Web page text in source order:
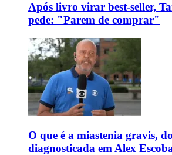
Após livro virar best-seller,
pede: "Parem de comprar"
O que é a miastenia gravis,
diagnosticada em Alex